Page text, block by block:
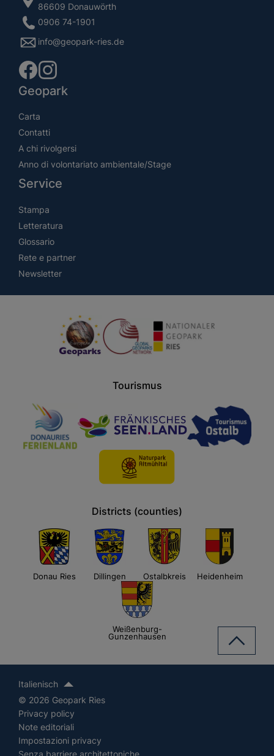
86609 Donauwörth
0906 74-1901
info@geopark-ries.de
Geopark
Carta
Contatti
A chi rivolgersi
Anno di volontariato ambientale/Stage
Service
Stampa
Letteratura
Glossario
Rete e partner
Newsletter
Tourismus
Districts (counties)
Donau Ries Dillingen Ostalbkreis Heidenheim
Weißenburg-
Gunzenhausen
Italienisch
© 2026 Geopark Ries
Privacy policy
Note editoriali
Impostazioni privacy
Senza barriere architettoniche